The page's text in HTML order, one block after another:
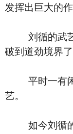
发挥出巨大的作
刘循的武艺
破到道劲境界了
平时一有闲
艺。
如今刘循的